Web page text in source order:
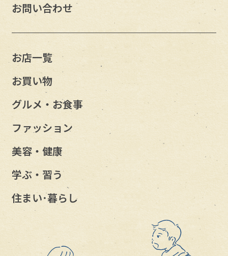
お問い合わせ
お店一覧
お買い物
グルメ・お食事
ファッション
美容・健康
学ぶ・習う
住まい･暮らし